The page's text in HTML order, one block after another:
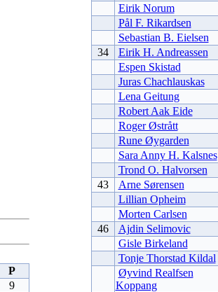
P
9
Eirik Norum
Pål F. Rikardsen
Sebastian B. Eielsen
34
Eirik H. Andreassen
Espen Skistad
Juras Chachlauskas
Lena Geitung
Robert Aak Eide
Roger Østrått
Rune Øygarden
Sara Anny H. Kalsnes
Trond O. Halvorsen
43
Arne Sørensen
Lillian Opheim
Morten Carlsen
46
Ajdin Selimovic
Gisle Birkeland
Tonje Thorstad Kildal
Øyvind Realfsen
Koppang